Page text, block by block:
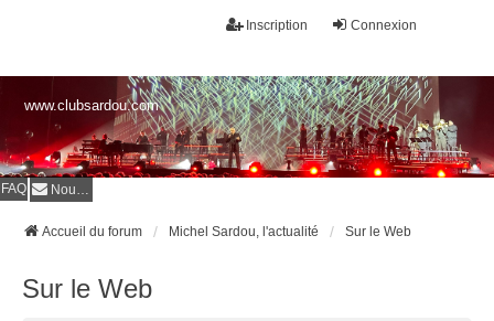
Connexion
Inscription
www.clubsardou.com
FAQ Nous contacter
Accueil du forum Michel Sardou, l'actualité Sur le Web
Sur le Web